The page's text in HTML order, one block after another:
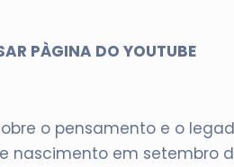
PÀGINA DO YOUTUBE
o pensamento e o
em setembro de